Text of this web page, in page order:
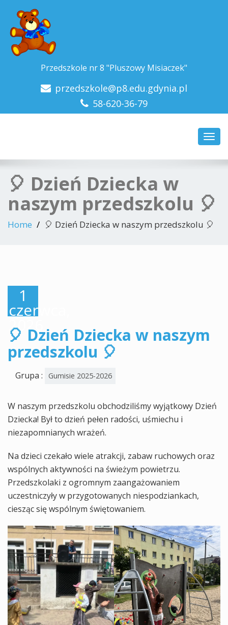
Przedszkole nr 8 "Pluszowy Misiaczek"
przedszkole@p8.edu.gdynia.pl
58-620-36-79
🎈 Dzień Dziecka w
naszym przedszkolu 🎈
Home 🎈 Dzień Dziecka w naszym przedszkolu 🎈
1
czerwca,
2026
🎈 Dzień Dziecka w naszym
przedszkolu 🎈
Grupa : Gumisie 2025-2026
W naszym przedszkolu obchodziliśmy wyjątkowy Dzień
Dziecka! Był to dzień pełen radości, uśmiechu i
niezapomnianych wrażeń.
Na dzieci czekało wiele atrakcji, zabaw ruchowych oraz
wspólnych aktywności na świeżym powietrzu.
Przedszkolaki z ogromnym zaangażowaniem
uczestniczyły w przygotowanych niespodziankach,
ciesząc się wspólnym świętowaniem.